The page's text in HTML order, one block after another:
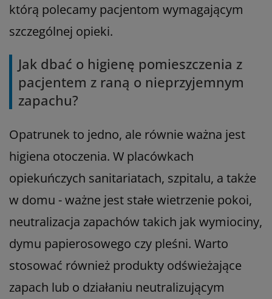
którą polecamy pacjentom wymagającym
szczególnej opieki.
Jak dbać o higienę pomieszczenia z
pacjentem z raną o nieprzyjemnym
zapachu?
Opatrunek to jedno, ale równie ważna jest
higiena otoczenia. W placówkach
opiekuńczych sanitariatach, szpitalu, a także
w domu - ważne jest stałe wietrzenie pokoi,
neutralizacja zapachów takich jak wymiociny,
dymu papierosowego czy pleśni. Warto
stosować również produkty odświeżające
zapach lub o działaniu neutralizującym